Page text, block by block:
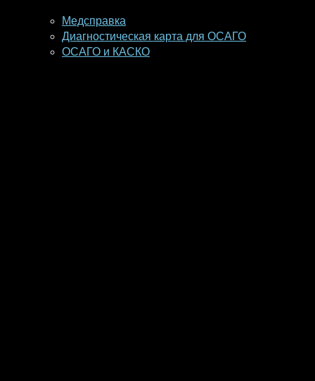
Медсправка
Диагностическая карта для ОСАГО
ОСАГО и КАСКО